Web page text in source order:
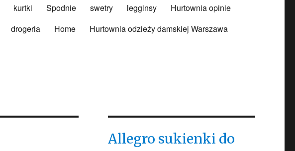
kurtki Spodnie swetry legginsy
Hurtownia opinie
drogeria Home
Hurtownia odzieży damskiej Warszawa
Allegro sukienki do